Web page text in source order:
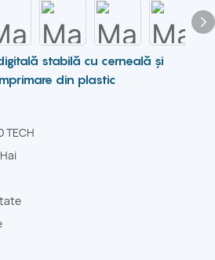
stabilă cu cerneală și
din plastic
TECH